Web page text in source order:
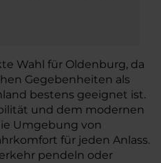
Wahl für Oldenburg, da
Gegebenheiten als
bestens geeignet ist.
und dem modernen
Umgebung von
für jeden Anlass.
pendeln oder